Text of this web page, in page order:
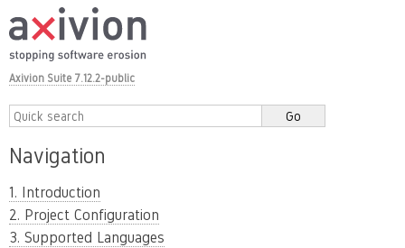
Axivion Suite 7.12.2-public
Navigation
1. Introduction
2. Project Configuration
3. Supported Languages